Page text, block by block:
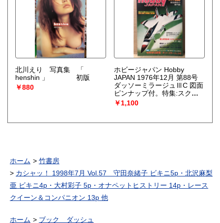
第1話〜第3話収録
DeAGOSTINI
ギャルパラ
北川えり 写真集 「
henshin 」 初版
￥880
ホビージャパン Hobby
JAPAN 1976年12月 第88号
ダッソーミラージュⅢC 図面
ピンナップ付。特集:スクラ
ンブルFX F-14 F-15・完全取
材 第16回東京見本市・入間
プラモデル スケールモデル
￥1,100
ホーム
竹書房
カシャッ！ 1998年7月 Vol.57 守田奈緒子 ビキニ5p・北沢麻梨
亜 ビキニ4p・大村彩子 5p・オナペットヒストリー 14p・レース
クイーン＆コンパニオン 13p 他
ホーム ブック ダッシュ